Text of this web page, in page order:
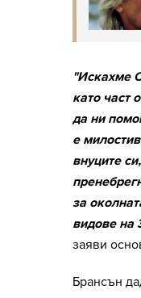
"Искахме
като част
да ни
е
внуците
за
видове на
заяви
Брансън